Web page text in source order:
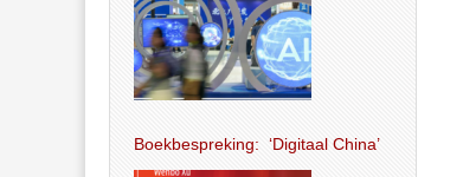
Boekbespreking: ‘Digitaal China’